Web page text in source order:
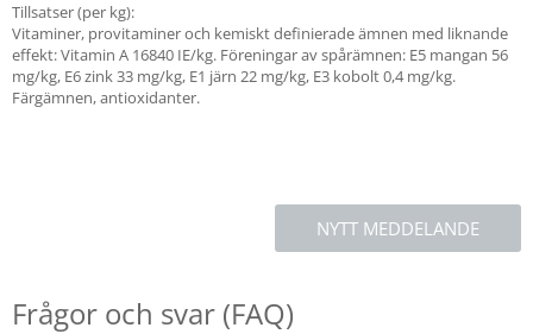
Tillsatser (per kg):
Vitaminer, provitaminer och kemiskt definierade ämnen med liknande
effekt: Vitamin A 16840 IE/kg. Föreningar av spårämnen: E5 mangan 56
mg/kg, E6 zink 33 mg/kg, E1 järn 22 mg/kg, E3 kobolt 0,4 mg/kg.
Färgämnen, antioxidanter.
NYTT MEDDELANDE
Frågor och svar (FAQ)